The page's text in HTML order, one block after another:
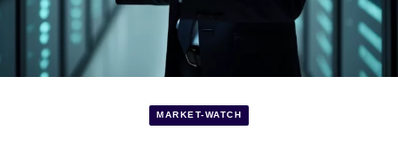
MARKET-WATCH